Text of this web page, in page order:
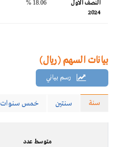
النصف الاول
2024
18.06 %
بيانات السهم (ريال)
رسم بياني
سنة سنتين خمس سنوات
متوسط عدد